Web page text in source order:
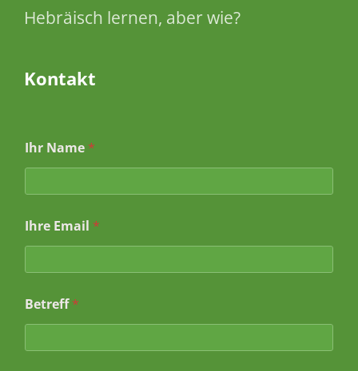
Hebräisch lernen, aber wie?
Kontakt
Ihr Name *
Ihre Email *
*
I
r
Betreff*